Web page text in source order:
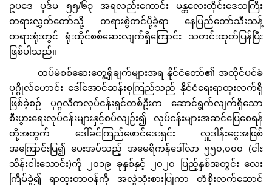
ဥပဒေ ပုဒ်မ ၅၅/၆၃ အရလည်းကောင်း မန္တလေးတိုင်းဒေသကြီး
တရားလွှတ်တော်သို့ တရားစွဲတင်ပို့ခဲ့ရာ နေပြည်တော်သီးသန့်
တရားရုံးတွင် ရုံးထိုင်စစ်ဆေးလျက်ရှိကြောင်း သတင်းထုတ်ပြန်ပြီး
ဖြစ်ပါသည်။
ထပ်မံစစ်ဆေးတွေ့ရှိချက်များအရ နိုင်ငံတော်၏ အတိုင်ပင်ခံ
ပုဂ္ဂိုလ်ဟောင်း ဒေါ်အောင်ဆန်းစုကြည်သည် နိုင်ငံရေးရာထူးလက်ရှိ
ဖြစ်ခဲ့စဉ် ပုဂ္ဂလိကလုပ်ငန်းရှင်တစ်ဦးက ဆောင်ရွက်လျက်ရှိသော
စီးပွားရေးလုပ်ငန်းများနှင့်စပ်လျဉ်း၍ လုပ်ငန်းများအဆင်ပြေစေရန်
တို့အတွက် ဒေါ်ခင်ကြည်ဖောင်ဒေးရှင်း လှူဒါန်းငွေအဖြစ်
အကြောင်းပြ၍ ပေးအပ်သည့် အမေရိကန်ဒေါ်လာ ၅၅၀,၀၀၀ (ငါး
သိန်းငါးသောင်း)ကို ၂၀၁၉ ခုနှစ်နှင့် ၂၀၂၀ ပြည့်နှစ်အတွင်း လေး
ကြိမ်ခွဲ၍ ရာထူးတာဝန်ကို အလွဲသုံးစားပြုကာ တံစိုးလက်ဆောင်